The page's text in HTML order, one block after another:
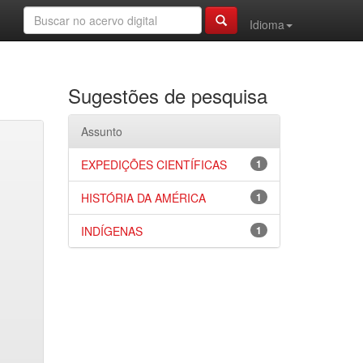
Idioma
Sugestões de pesquisa
Assunto
1
EXPEDIÇÕES CIENTÍFICAS
1
HISTÓRIA DA AMÉRICA
1
INDÍGENAS